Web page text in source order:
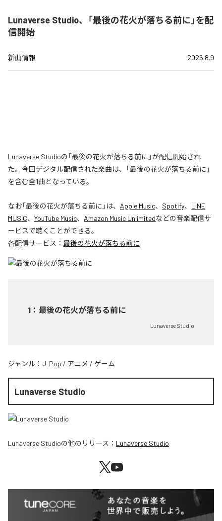
Lunaverse Studio、「最後の花火が落ちる前に」を配
信開始
新曲情報 2026.8.9
Lunaverse Studioの「最後の花火が落ちる前に」が配信開始され
た。今回デジタル配信された楽曲は、「最後の花火が落ちる前に」
を含む全1曲となっている。
なお「最後の花火が落ちる前に 」は、 Apple Music、 Spotify、 LINE
MUSIC、 YouTube Music、 Amazon Music Unlimitedなどの音楽配信サ
ービスで聴くことができる。
各配信サービス： 最後の花火が落ちる前に
1 ： 最後の花火が落ちる前に
Lunaverse Studio
ジャンル： J-Pop / アニメ / ゲーム
Lunaverse Studio
Lunaverse Studioの他のリリース： Lunaverse Studio